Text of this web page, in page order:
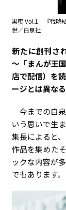
黒蜜 Vol.1 『戦略
世／白泉社
――新たに創刊
～「まんが王
店で配信）を
ージとは異な
今までの白
いう思いで生
集長によると
作品を集めた
ックな内容が
でもあります。